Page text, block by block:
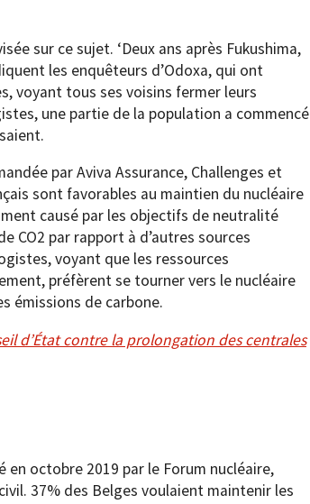
sur ce sujet. ‘Deux ans après Fukushima,
les enquêteurs d’Odoxa, qui ont
voyant tous ses voisins fermer leurs
une partie de la population a commencé
par Aviva Assurance, Challenges et
sont favorables au maintien du nucléaire
causé par les objectifs de neutralité
CO2 par rapport à d’autres sources
voyant que les ressources
préfèrent se tourner vers le nucléaire
émissions de carbone.
d’État contre la prolongation des centrales
en octobre 2019 par le Forum nucléaire,
37% des Belges voulaient maintenir les